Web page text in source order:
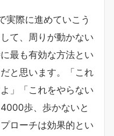
実際に進めていこう
て、周りが動かない
最も有効な方法とい
と思います。「これ
」「これをやらない
歩、歩かないと
ローチは効果的とい